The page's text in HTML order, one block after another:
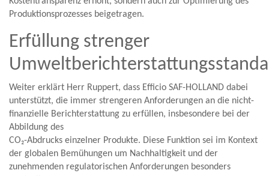
Produktionsprozesses beigetragen.
Erfüllung strenger
Weiter erklärt Herr Ruppert, dass Efficio SAF-HOLLAND dabei
unterstützt, die immer strengeren Anforderungen an die nicht-
finanzielle Berichterstattung zu erfüllen, insbesondere bei der
Abbildung des
CO₂-Abdrucks einzelner Produkte. Diese Funktion sei im Kontext
der globalen Bemühungen um Nachhaltigkeit und der
zunehmenden regulatorischen Anforderungen besonders